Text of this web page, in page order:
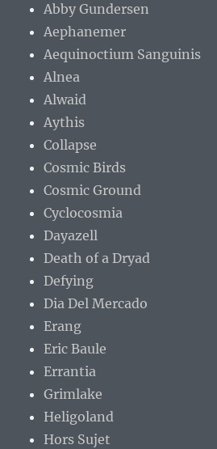
Abby Gundersen
Aephanemer
Aequinoctium Sanguinis
Alnea
Alwaid
Aythis
Collapse
Cosmic Birds
Cosmic Ground
Cyclocosmia
Dayazell
Death of a Dryad
Defying
Dia Del Mercado
Erang
Eric Baule
Errantia
Grimlake
Heligoland
Hors Sujet